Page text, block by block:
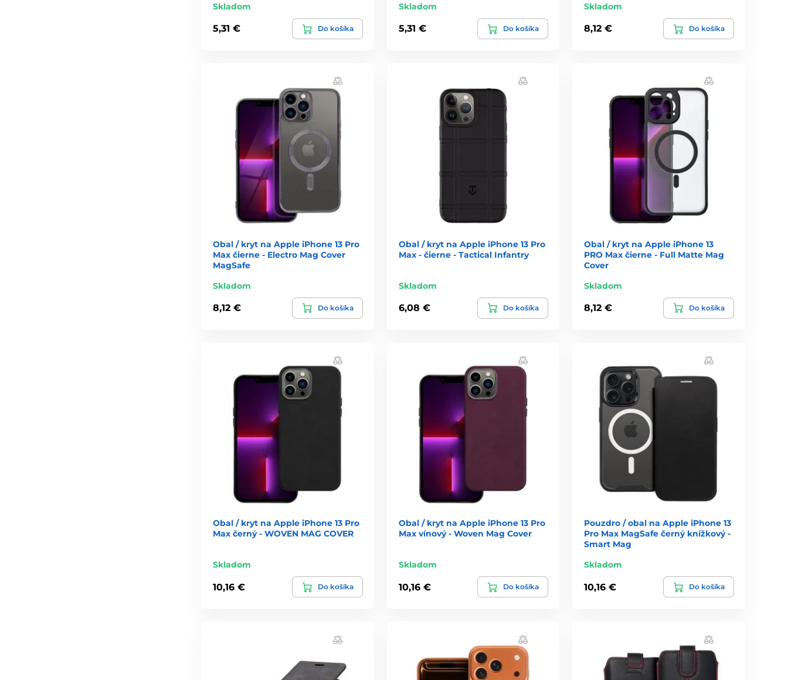
Skladom
5,31 € Do košíka
Skladom
5,31 € Do košíka
Skladom
8,12 € Do košíka
Obal / kryt na Apple iPhone 13 Pro
Max čierne - Electro Mag Cover
MagSafe
Skladom
8,12 € Do košíka
Obal / kryt na Apple iPhone 13 Pro
Max - čierne - Tactical Infantry
Skladom
6,08 € Do košíka
Obal / kryt na Apple iPhone 13
PRO Max čierne - Full Matte Mag
Cover
Skladom
8,12 € Do košíka
Obal / kryt na Apple iPhone 13 Pro
Max černý - WOVEN MAG COVER
Skladom
10,16 € Do košíka
Obal / kryt na Apple iPhone 13 Pro
Max vínový - Woven Mag Cover
Skladom
10,16 € Do košíka
Pouzdro / obal na Apple iPhone 13
Pro Max MagSafe černý knížkový -
Smart Mag
Skladom
10,16 € Do košíka